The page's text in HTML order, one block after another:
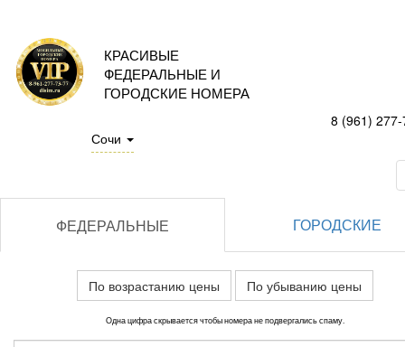
КРАСИВЫЕ
ФЕДЕРАЛЬНЫЕ И
ГОРОДСКИЕ НОМЕРА
Сочи
8 (961)
ФЕДЕРАЛЬНЫЕ ГОРОДСКИЕ
По возрастанию цены По убыванию цены
Одна цифра скрывается чтобы номера не подвергались спаму.